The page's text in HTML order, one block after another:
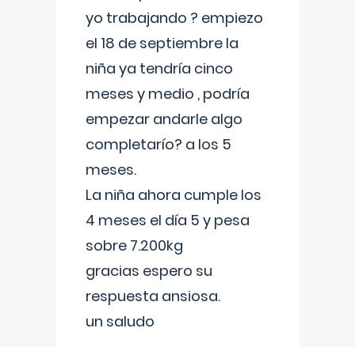
yo trabajando ? empiezo
el 18 de septiembre la
niña ya tendría cinco
meses y medio , podría
empezar andarle algo
completarío? a los 5
meses.
La niña ahora cumple los
4 meses el día 5 y pesa
sobre 7.200kg
gracias espero su
respuesta ansiosa.
un saludo